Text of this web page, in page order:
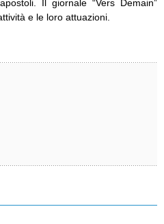
Il giornale “Vers Demain”
e le loro attuazioni.